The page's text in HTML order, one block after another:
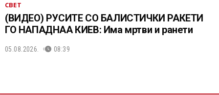
СВЕТ
(ВИДЕО) РУСИТЕ СО БАЛИСТИЧКИ РАКЕТИ
ГО НАПАДНАА КИЕВ: Има мртви и ранети
05.08.2026. 08:39